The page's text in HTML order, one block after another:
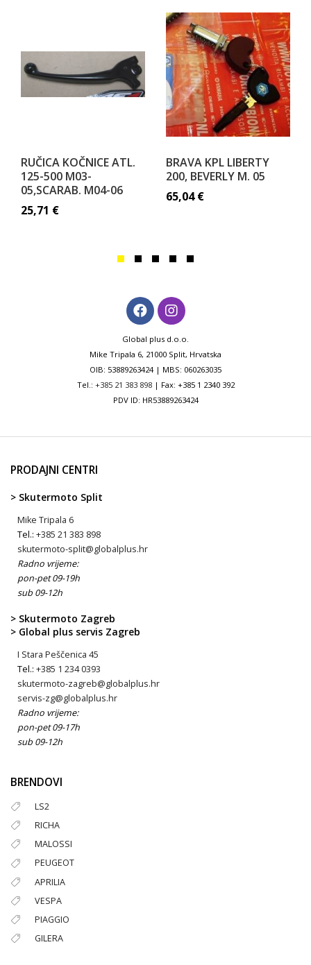
RUČICA KOČNICE ATL.
125-500 M03-
05,SCARAB. M04-06
25,71 €
BRAVA KPL LIBERTY
200, BEVERLY M. 05
65,04€
Global plus d.o.o.
Mike Tripala 6, 21000 Split, Hrvatska
OIB: 53889263424 | MBS: 060263035
Tel.: +385 21 383 898| Fax: +385 1 2340 392
PDV ID: HR53889263424
PRODAJNI CENTRI
> Skutermoto Split
Mike Tripala 6
Tel.: +385 21 383 898
skutermoto-split@globalplus.hr
Radno vrijeme:
pon-pet 09-19h
sub 09-12h
> Skutermoto Zagreb
> Global plus servis Zagreb
I Stara Peščenica 45
Tel.: +385 1 234 0393
skutermoto-zagreb@globalplus.hr
servis-zg@globalplus.hr
Radno vrijeme:
pon-pet 09-17h
sub 09-12h
BRENDOVI
LS2
RICHA
MALOSSI
PEUGEOT
APRILIA
VESPA
PIAGGIO
GILERA